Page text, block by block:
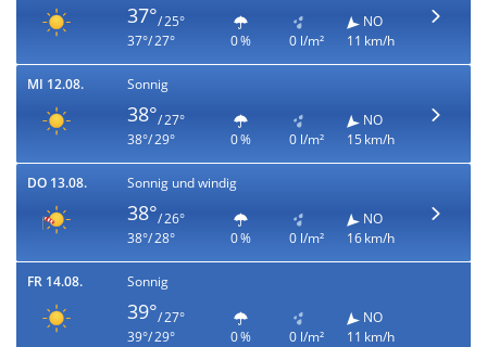
37°/ 25°
37°/ 27°
0 % 0 l/m²
NO
11 km/h
MI 12.08. Sonnig
38°/ 27°
38°/ 29°
0 % 0 l/m²
NO
15 km/h
DO 13.08. Sonnig und windig
38°/ 26°
38°/ 28°
0 % 0 l/m²
NO
16 km/h
FR 14.08. Sonnig
39°/ 27°
39°/ 29°
0 % 0 l/m²
NO
11 km/h